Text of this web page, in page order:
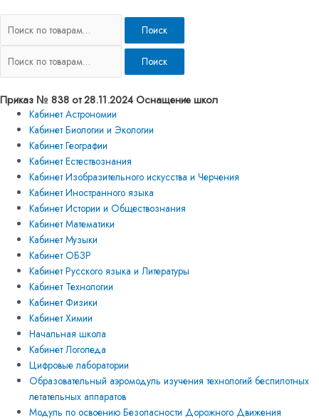
Поиск
Поиск
Приказ № 838 от 28.11.2024 Оснащение школ
Кабинет Астрономии
Кабинет Биологии и Экологии
Кабинет Географии
Кабинет Естествознания
Кабинет Изобразительного искусства и Черчения
Кабинет Иностранного языка
Кабинет Истории и Обществознания
Кабинет Математики
Кабинет Музыки
Кабинет ОБЗР
Кабинет Русского языка и Литературы
Кабинет Технологии
Кабинет Физики
Кабинет Химии
Начальная школа
Кабинет Логопеда
Цифровые лаборатории
Образовательный аэромодуль изучения технологий беспилотных
летательных аппаратов
Модуль по освоению Безопасности Дорожного Движения